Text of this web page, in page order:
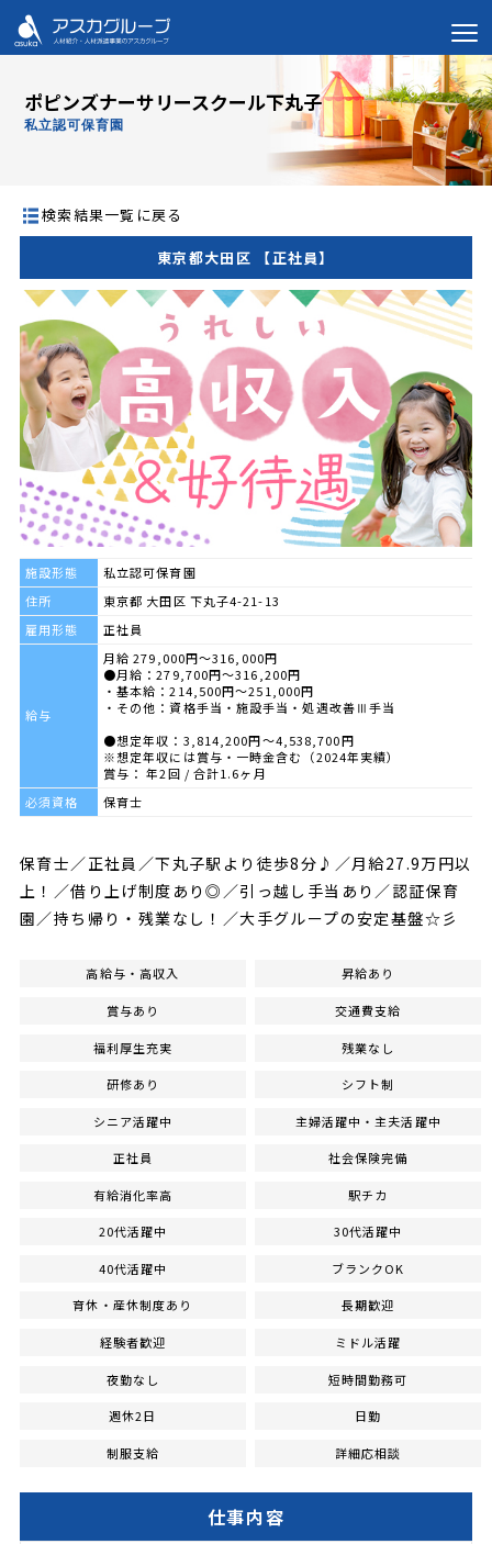
ポピンズナーサリースクール下丸子
私立認可保育園
検索結果一覧に戻る
東京都大田区 【正社員】
施設形態
私立認可保育園
住所
東京都 大田区 下丸子4-21-13
雇用形態
正社員
給与
月給 279,000円～316,000円
●月給：279,700円～316,200円
・基本給：214,500円～251,000円
・その他：資格手当・施設手当・処遇改善Ⅲ手当
●想定年収：3,814,200円～4,538,700円
※想定年収には賞与・一時金含む（2024年実績）
賞与： 年2回 / 合計1.6ヶ月
必須資格
保育士
保育士／正社員／下丸子駅より徒歩8分♪／月給27.9万円以
上！／借り上げ制度あり◎／引っ越し手当あり／認証保育
園／持ち帰り・残業なし！／大手グループの安定基盤☆彡
高給与・高収入 昇給あり
賞与あり 交通費支給
福利厚生充実 残業なし
研修あり シフト制
シニア活躍中 主婦活躍中・主夫活躍中
正社員 社会保険完備
有給消化率高 駅チカ
20代活躍中 30代活躍中
40代活躍中 ブランクOK
育休・産休制度あり 長期歓迎
経験者歓迎 ミドル活躍
夜勤なし 短時間勤務可
週休2日 日勤
制服支給 詳細応相談
仕事内容